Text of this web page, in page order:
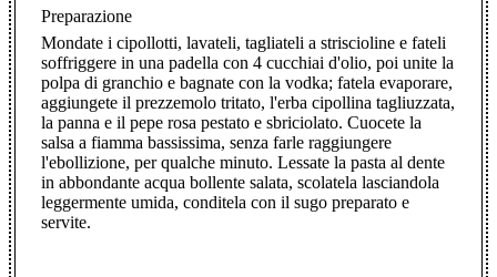
Preparazione
Mondate i cipollotti, lavateli, tagliateli a striscioline e fateli
soffriggere in una padella con 4 cucchiai d'olio, poi unite la
polpa di granchio e bagnate con la vodka; fatela evaporare,
aggiungete il prezzemolo tritato, l'erba cipollina tagliuzzata,
la panna e il pepe rosa pestato e sbriciolato. Cuocete la
salsa a fiamma bassissima, senza farle raggiungere
l'ebollizione, per qualche minuto. Lessate la pasta al dente
in abbondante acqua bollente salata, scolatela lasciandola
leggermente umida, conditela con il sugo preparato e
servite.